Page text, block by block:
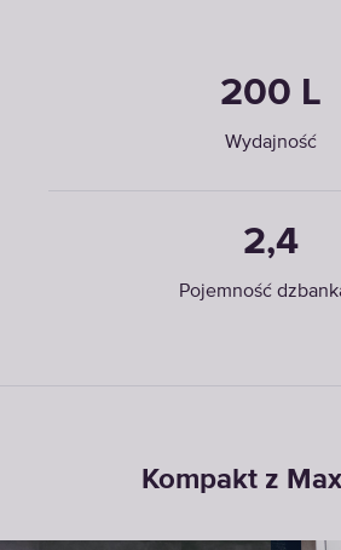
200 L
Wydajność
2,4
Pojemność
Kompakt z